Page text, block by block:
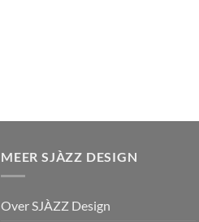
MEER SJÀZZ DESIGN
Over SJÀZZ Design